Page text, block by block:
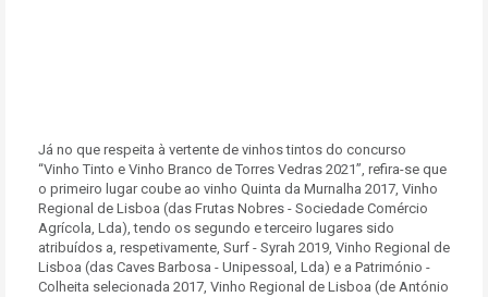
Já no que respeita à vertente de vinhos tintos do concurso
“Vinho Tinto e Vinho Branco de Torres Vedras 2021”, refira-se que
o primeiro lugar coube ao vinho Quinta da Murnalha 2017, Vinho
Regional de Lisboa (das Frutas Nobres - Sociedade Comércio
Agrícola, Lda), tendo os segundo e terceiro lugares sido
atribuídos a, respetivamente, Surf - Syrah 2019, Vinho Regional de
Lisboa (das Caves Barbosa - Unipessoal, Lda) e a Património -
Colheita selecionada 2017, Vinho Regional de Lisboa (de António